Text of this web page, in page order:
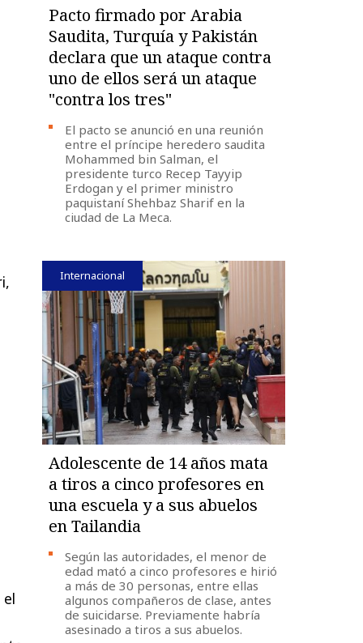
Pacto firmado por Arabia
Saudita, Turquía y Pakistán
declara que un ataque contra
uno de ellos será un ataque
"contra los tres"
El pacto se anunció en una reunión
entre el príncipe heredero saudita
Mohammed bin Salman, el
presidente turco Recep Tayyip
Erdogan y el primer ministro
paquistaní Shehbaz Sharif en la
ciudad de La Meca.
Internacional
Adolescente de 14 años mata
a tiros a cinco profesores en
una escuela y a sus abuelos
en Tailandia
Según las autoridades, el menor de
edad mató a cinco profesores e hirió
a más de 30 personas, entre ellas
algunos compañeros de clase, antes
de suicidarse. Previamente habría
asesinado a tiros a sus abuelos.